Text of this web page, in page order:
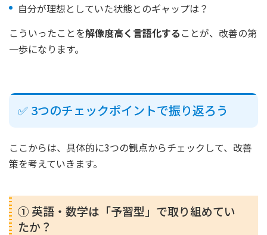
自分が理想としていた状態とのギャップは？
こういったことを解像度高く言語化する ことが、改善の第
一歩になります。
✅ 3つのチェックポイントで振り返ろう
ここからは、具体的に3つの観点からチェックして、改善
策を考えていきます。
① 英語・数学は「予習型」で取り組めてい
たか？